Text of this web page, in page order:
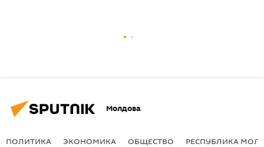
Молдова
ПОЛИТИКА ЭКОНОМИКА ОБЩЕСТВО РЕСПУБЛИКА